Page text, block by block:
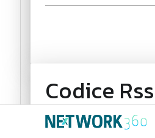
Codice Rss
RSS link